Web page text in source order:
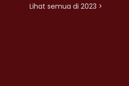
Lihat semua di 2023 >